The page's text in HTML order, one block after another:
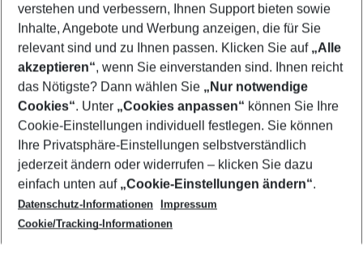
Footer
Footer navigation
Über uns
AGB
Cookie-Einstellungen ändern
Cookie-Richtlinie
Datenschutz
Service & Hilfe
Barrierefreies Reisen
Check-in
Folgen Sie uns
verstehen und verbessern, Ihnen Support bieten sowie
Inhalte, Angebote und Werbung anzeigen, die für Sie
relevant sind und zu Ihnen passen. Klicken Sie auf „Alle
akzeptieren“, wenn Sie einverstanden sind. Ihnen reicht
das Nötigste? Dann wählen Sie „Nur notwendige
Cookies“. Unter „Cookies anpassen“ können Sie Ihre
Cookie-Einstellungen individuell festlegen. Sie können
Ihre Privatsphäre-Einstellungen selbstverständlich
jederzeit ändern oder widerrufen – klicken Sie dazu
einfach unten auf „Cookie-Einstellungen ändern“.
Datenschutz-Informationen
Impressum
Cookie/Tracking-Informationen